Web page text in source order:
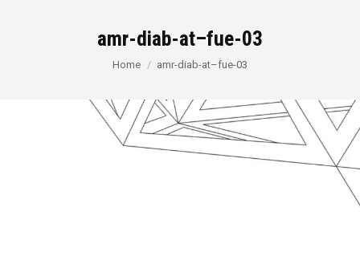
amr-diab-at–fue-03
You are here:
Home amr-diab-at–fue-03